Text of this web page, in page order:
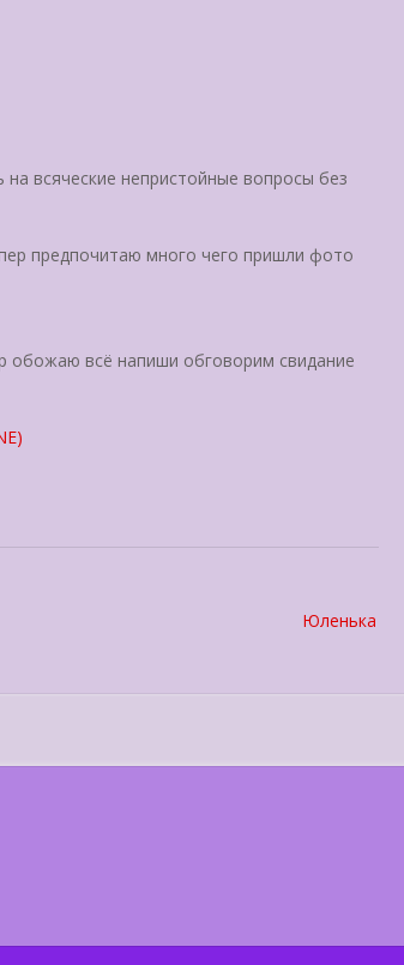
всяческие непристойные вопросы без
предпочитаю много чего пришли фото
обожаю всё напиши обговорим свидание
Юленька